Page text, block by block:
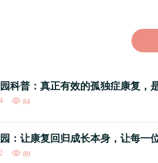
科普：真正有效的孤独症康复，
84
：让康复回归成长本身，让每一
89